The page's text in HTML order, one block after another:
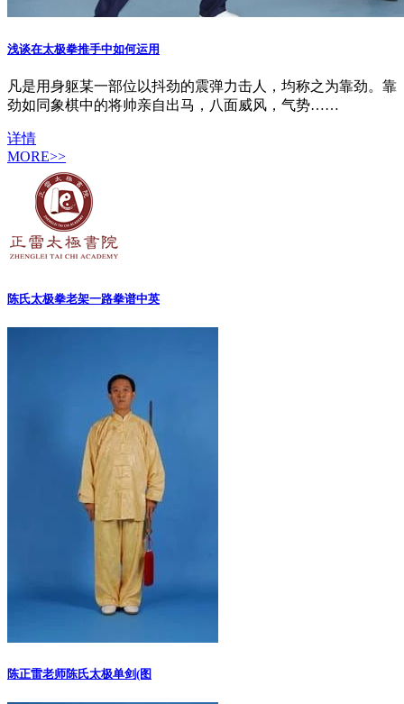
浅谈在太极拳推手中如何运用
凡是用身躯某一部位以抖劲的震弹力击人，均称之为靠劲。靠
劲如同象棋中的将帅亲自出马，八面威风，气势……
详情
MORE>>
陈氏太极拳老架一路拳谱中英
陈正雷老师陈氏太极单剑(图